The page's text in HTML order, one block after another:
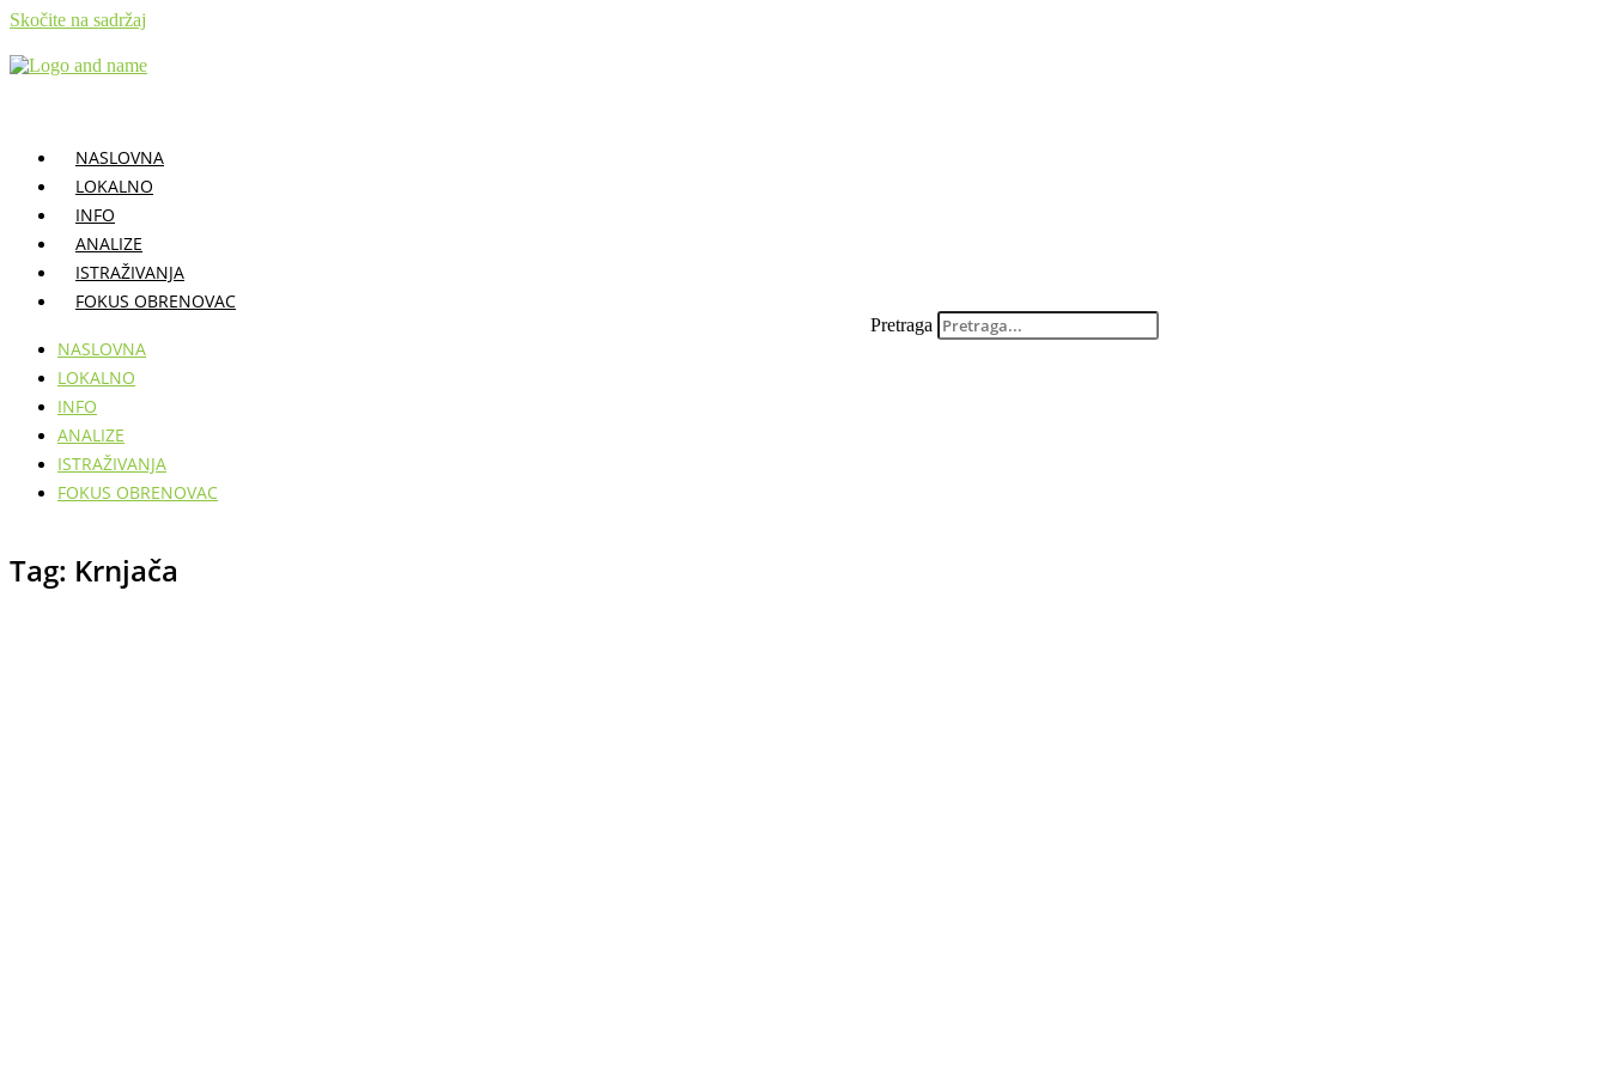
Skočite na sadržaj
NASLOVNA
LOKALNO
INFO
ANALIZE
ISTRAŽIVANJA
FOKUS OBRENOVAC
NASLOVNA
LOKALNO
INFO
ANALIZE
ISTRAŽIVANJA
FOKUS OBRENOVAC
Pretraga
Tag: Krnjača